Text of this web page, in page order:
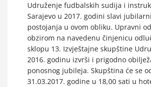
Udruženje fudbalskih sudija i
Sarajevo u 2017. godini slavi
postojanja u ovom obliku. Upravni
obzirom na navedenu činjenicu
sklopu 13. Izvještajne skupštine
2016. godinu izvrši i prigodno
ponosnog jubileja. Skupština će se
31.03.2017. godine u 18,00 sati u